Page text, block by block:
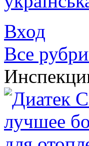
Вход
Все